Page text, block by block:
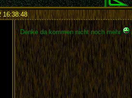
16:38:48:
Denke da kommen nicht noch mehr